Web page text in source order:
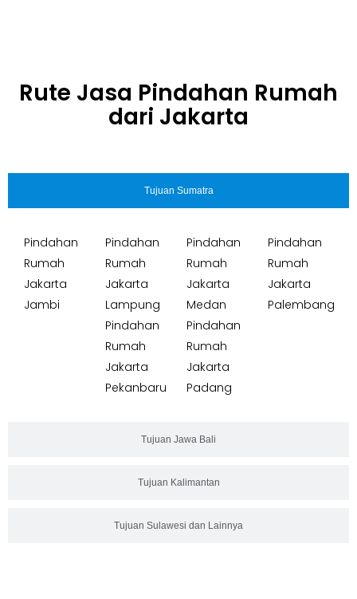
Rute Jasa Pindahan Rumah
dari Jakarta
Tujuan Sumatra
Tujuan Jawa Bali
Tujuan Kalimantan
Tujuan Sulawesi dan Lainnya
Pindahan
Rumah
Jakarta
Jambi
Pindahan
Rumah
Jakarta
Lampung
Pindahan
Rumah
Jakarta
Pekanbaru
Pindahan
Rumah
Jakarta
Medan
Pindahan
Rumah
Jakarta
Padang
Pindahan
Rumah
Jakarta
Palembang